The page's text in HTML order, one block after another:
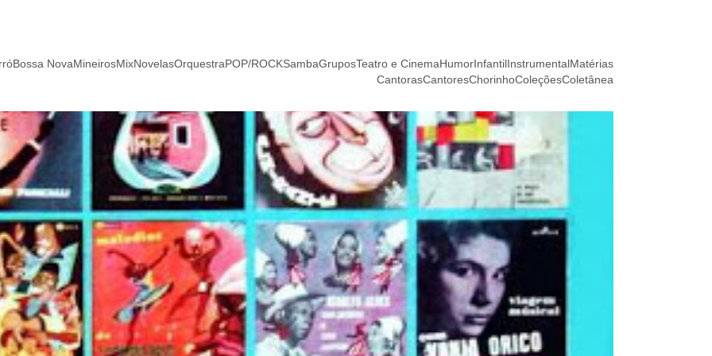
Bossa NovaMineirosMixNovelasOrquestraPOP/ROCKSambaGruposTeatro e CinemaHumorInfantilInstrumentalMatérias
CantorasCantoresChorinhoColeçõesColetânea